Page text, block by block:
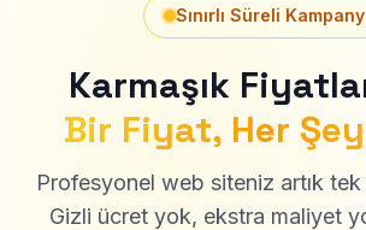
Sınırlı Süreli
Karmaşık
Bir Fiyat, Her
Profesyonel web siteniz artık
Gizli ücret yok, ekstra maliyet